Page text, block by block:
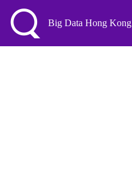
Big Data Hong Kong